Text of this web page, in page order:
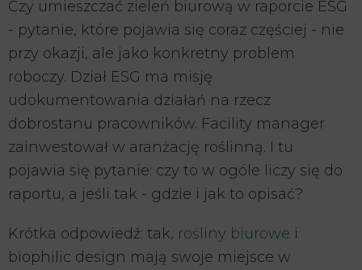
Czy umieszczać zieleń biurową w raporcie ESG
- pytanie, które pojawia się coraz częściej - nie
przy okazji, ale jako konkretny problem
roboczy. Dział ESG ma misję
udokumentowania działań na rzecz
dobrostanu pracowników. Facility manager
zainwestował w aranżację roślinną. I tu
pojawia się pytanie: czy to w ogóle liczy się do
raportu, a jeśli tak - gdzie i jak to opisać?
Krótka odpowiedź: tak, rośliny biurowe i
biophilic design mają swoje miejsce w